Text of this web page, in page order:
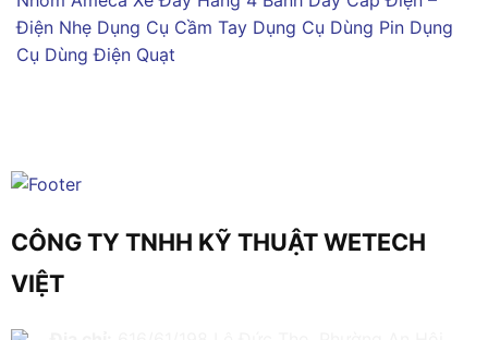
Điện Nhẹ Dụng Cụ Cầm Tay Dụng Cụ Dùng Pin Dụng
Cụ Dùng Điện Quạt
CÔNG TY TNHH KỸ THUẬT WETECH
VIỆT